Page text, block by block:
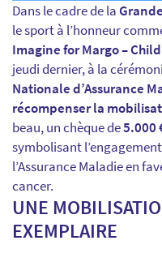
Dans le cadre de la
le sport à l’honneur
Imagine for Margo –
jeudi dernier, à la
Nationale d’Assurance
récompenser la
beau, un chèque de5.000
symbolisant
l’Assurance Maladie en
cancer.
UNE
EXEMPLAIRE